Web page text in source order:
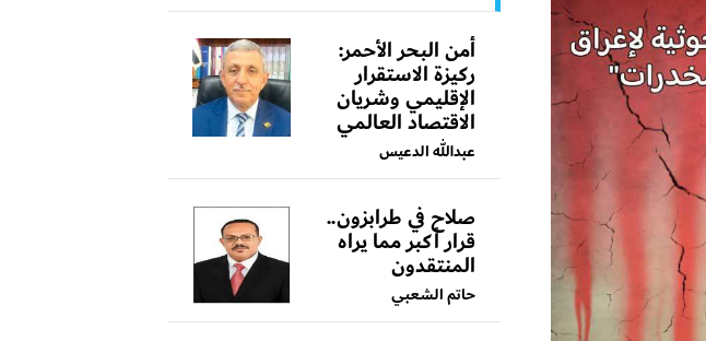
أمن البحر الأحمر:
ركيزة الاستقرار
الإقليمي وشريان
الاقتصاد العالمي
عبدالله الدعيس
صلاح في طرابزون..
قرار أكبر مما يراه
المنتقدون
حاتم الشعبي